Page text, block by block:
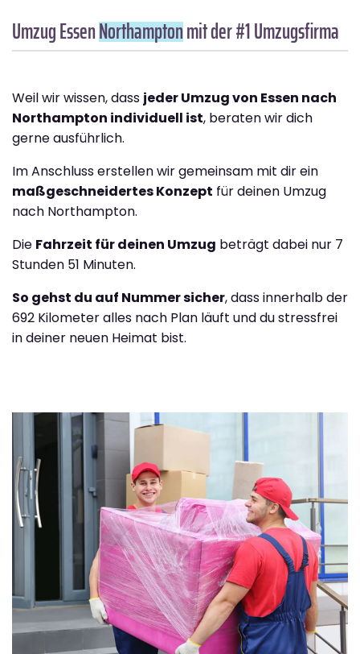
Umzug EssenNorthamptonmit der #1 Umzugsfirma
Weil wir wissen, dass jeder Umzug von Essen nach
Northampton individuell ist, beraten wir dich
gerne ausführlich.
Im Anschluss erstellen wir gemeinsam mit dir ein
maßgeschneidertes Konzept für deinen Umzug
nach Northampton.
Die Fahrzeit für deinen Umzug beträgt dabei nur 7
Stunden 51 Minuten.
So gehst du auf Nummer sicher, dass innerhalb der
692 Kilometer alles nach Plan läuft und du stressfrei
in deiner neuen Heimat bist.